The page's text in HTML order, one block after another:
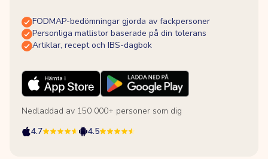
FODMAP-bedömningar gjorda av fackpersoner
Personliga matlistor baserade på din tolerans
Artiklar, recept och IBS-dagbok
Nedladdad av 150 000+ personer som dig
4.7
4.5